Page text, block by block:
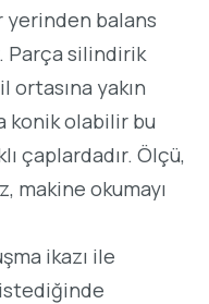
yerinden balans
Parça silindirik
ortasına yakın
konik olabilir bu
çaplardadır. Ölçü,
makine okumayı
ikazı ile
istediğinde